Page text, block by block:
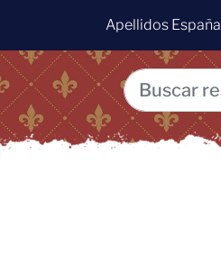
Apellidos España